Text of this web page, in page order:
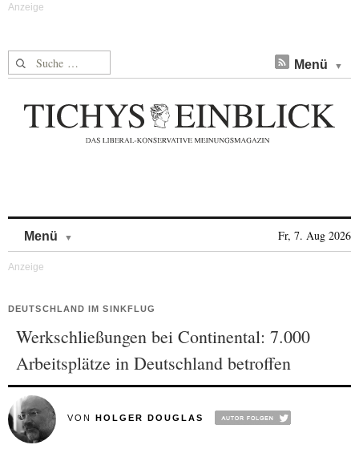
Suche nach: Menü
Menü Fr, 7. Aug 2026
DEUTSCHLAND IM SINKFLUG
Werkschließungen bei Continental: 7.000
Arbeitsplätze in Deutschland betroffen
VON HOLGER DOUGLAS